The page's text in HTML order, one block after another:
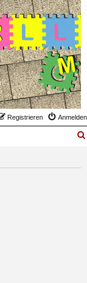
Anmelden
Registrieren